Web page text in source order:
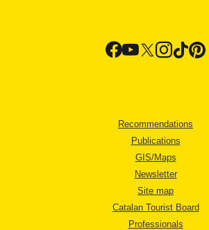
Recommendations
Publications
GIS/Maps
Newsletter
Site map
Catalan Tourist Board
Professionals